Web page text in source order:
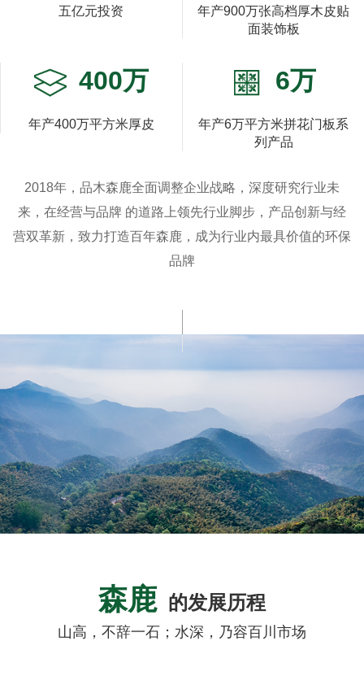
五亿元投资
年产900万张高档厚木皮贴
面装饰板
400万
年产400万平方米厚皮
6万
年产6万平方米拼花门板系
列产品
2018年，品木森鹿全面调整企业战略，深度研究行业未
来，在经营与品牌 的道路上领先行业脚步，产品创新与经
营双革新，致力打造百年森鹿，成为行业内最具价值的环保
品牌
森鹿的发展历程
山高，不辞一石；水深，乃容百川市场